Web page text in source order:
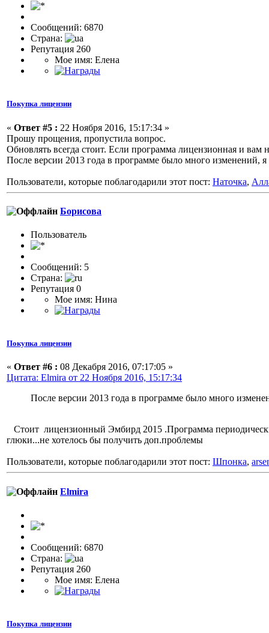
Сообщений: 6870
Страна:
Репутация 260
Мое имя: Елена
Покупка лицензии
« Ответ #5 : 22 Ноября 2016, 15:17:34 »
Прошу прощения, пропустила вопрос.
Обновлять всегда стоит. Если программа лицензионная и вам
После версии 2013 года в программе было много изменений,
Пользователи, которые поблагодарили этот пост: Наточка,
Борисова
Пользователь
Сообщений: 5
Страна:
Репутация 0
Мое имя: Нина
Покупка лицензии
« Ответ #6 : 08 Декабря 2016, 07:17:05 »
Цитата: Elmira от 22 Ноября 2016, 15:17:34
После версии 2013 года в программе было много
Стоит лицензионный Эмбирд 2015 .Программа
глюки...не хотелось бы получить доп.проблемы
Пользователи, которые поблагодарили этот пост: Шпонка,
Elmira
Сообщений: 6870
Страна:
Репутация 260
Мое имя: Елена
Покупка лицензии